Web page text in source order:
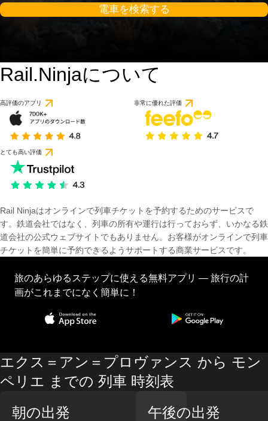
電車を検索する
Rail.Ninjaについて
高評価のアプリ 非常に優れた評価
とても高い評価
Rail Ninjaはオンラインで列車チケットを予約するためのサービスで
す。鉄道会社ではなく、列車の所有や運行は行っておらず、いかなる鉄
道会社の公式ウェブサイトでもありません。お客様がオンラインで列車
チケットを簡単に予約できるようサポートする商業サービスです。
旅のあらゆるステップに使える無料アプリ — 旅行の計
画がこれまでになく簡単に！
エクス＝アン＝プロヴァンス から モン
ペリエ までの 列車 時刻表
朝の出発
午後の出発